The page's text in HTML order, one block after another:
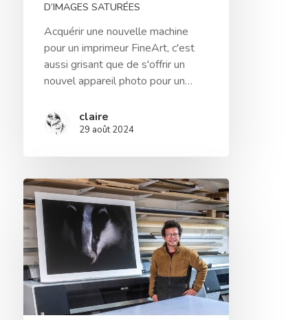
D’IMAGES SATURÉES
Acquérir une nouvelle machine
pour un imprimeur FineArt, c'est
aussi grisant que de s'offrir un
nouvel appareil photo pour un…
claire
29 août 2024